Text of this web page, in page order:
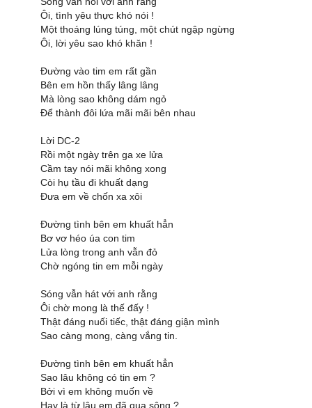
Ôi, tình yêu thực khó nói !
Một thoáng lúng túng, một chút ngập ngừng
Ôi, lời yêu sao khó khăn !
Đường vào tim em rất gần
Bên em hồn thấy lâng lâng
Mà lòng sao không dám ngỏ
Để thành đôi lứa mãi mãi bên nhau
Lời DC-2
Rồi một ngày trên ga xe lửa
Cầm tay nói mãi không xong
Còi hụ tầu đi khuất dạng
Đưa em về chốn xa xôi
Đường tình bên em khuất hẳn
Bơ vơ héo úa con tim
Lửa lòng trong anh vẫn đỏ
Chờ ngóng tin em mỗi ngày
Sóng vẫn hát với anh rằng
Ôi chờ mong là thế đấy !
Thật đáng nuối tiếc, thật đáng giận mình
Sao càng mong, càng vắng tin.
Đường tình bên em khuất hẳn
Sao lâu không có tin em ?
Bởi vì em không muốn về
Hay là từ lâu em đã qua sông ?